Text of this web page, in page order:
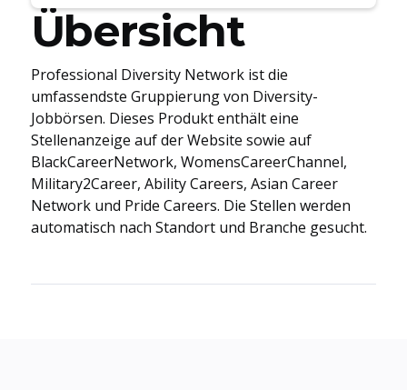
Übersicht
Professional Diversity Network ist die
umfassendste Gruppierung von Diversity-
Jobbörsen. Dieses Produkt enthält eine
Stellenanzeige auf der Website sowie auf
BlackCareerNetwork, WomensCareerChannel,
Military2Career, Ability Careers, Asian Career
Network und Pride Careers. Die Stellen werden
automatisch nach Standort und Branche gesucht.